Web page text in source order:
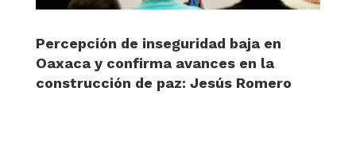
Percepción de inseguridad baja en
Oaxaca y confirma avances en la
construcción de paz: Jesús Romero